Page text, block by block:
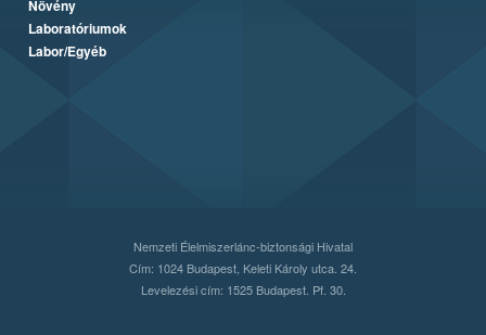
Növény
Laboratóriumok
Labor/Egyéb
Nemzeti Élelmiszerlánc-biztonsági Hivatal
Cím: 1024 Budapest, Keleti Károly utca. 24.
Levelezési cím: 1525 Budapest. Pf. 30.